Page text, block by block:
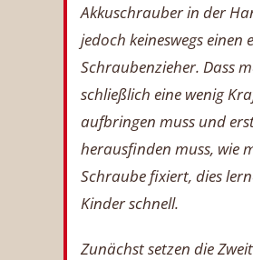
Akkuschrauber in der
jedoch keineswegs einen
Schraubenzieher. Dass
schließlich eine wenig
aufbringen muss und
herausfinden muss, wie
Schraube fixiert, dies
Kinder schnell.
Zunächst setzen die